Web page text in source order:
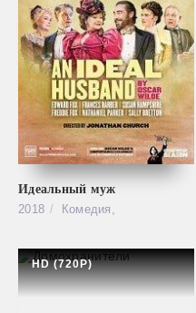
Идеальный муж
2018
Комедия,
HD (720P)